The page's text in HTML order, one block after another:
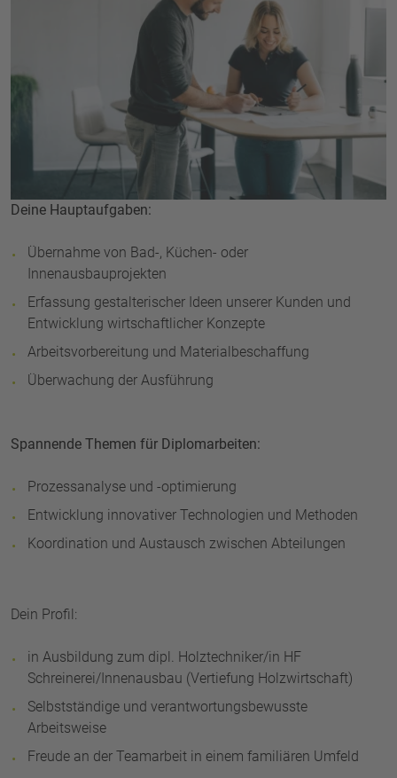
Deine Hauptaufgaben:
Übernahme von Bad-, Küchen- oder
Innenausbauprojekten
Erfassung gestalterischer Ideen unserer Kunden und
Entwicklung wirtschaftlicher Konzepte
Arbeitsvorbereitung und Materialbeschaffung
Überwachung der Ausführung
Spannende Themen für Diplomarbeiten:
Prozessanalyse und -optimierung
Entwicklung innovativer Technologien und Methoden
Koordination und Austausch zwischen Abteilungen
Dein Profil:
in Ausbildung zum dipl. Holztechniker/in HF
Schreinerei/Innenausbau (Vertiefung Holzwirtschaft)
Selbstständige und verantwortungsbewusste
Arbeitsweise
Freude an der Teamarbeit in einem familiären Umfeld